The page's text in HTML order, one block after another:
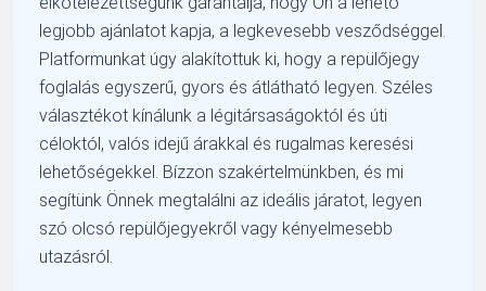
legjobb ajánlatot kapja, a legkevesebb vesződséggel.
Platformunkat úgy alakítottuk ki, hogy a repülőjegy
foglalás egyszerű, gyors és átlátható legyen. Széles
választékot kínálunk a légitársaságoktól és úti
céloktól, valós idejű árakkal és rugalmas keresési
lehetőségekkel. Bízzon szakértelmünkben, és mi
segítünk Önnek megtalálni az ideális járatot, legyen
szó olcsó repülőjegyekről vagy kényelmesebb
utazásról.